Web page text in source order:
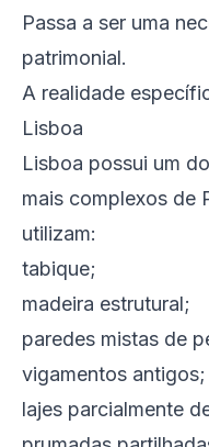
Passa a ser uma
patrimonial.
A realidade
Lisboa
Lisboa possui um
mais complexos de
utilizam:
tabique;
madeira estrutural;
paredes mistas de
vigamentos antigos;
lajes parcialmente